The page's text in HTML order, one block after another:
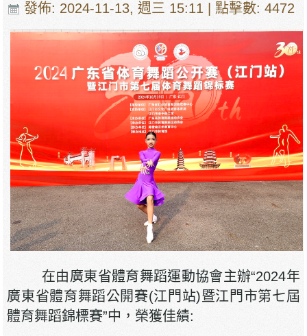
發佈: 2024-11-13, 週三 15:11 | 點擊數: 4472
在由廣東省體育舞蹈運動協會主辦“2024年
廣東省體育舞蹈公開賽(江門站)暨江門市第七屆
體育舞蹈錦標賽”中，榮獲佳績: